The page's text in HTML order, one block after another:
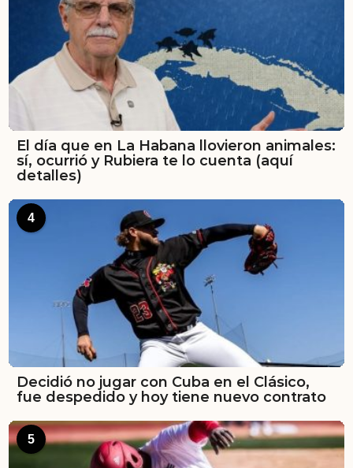
El día que en La Habana llovieron animales:
sí, ocurrió y Rubiera te lo cuenta (aquí
detalles)
4
Decidió no jugar con Cuba en el Clásico,
fue despedido y hoy tiene nuevo contrato
5